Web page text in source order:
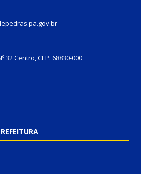
32 Centro, CEP: 68830-000